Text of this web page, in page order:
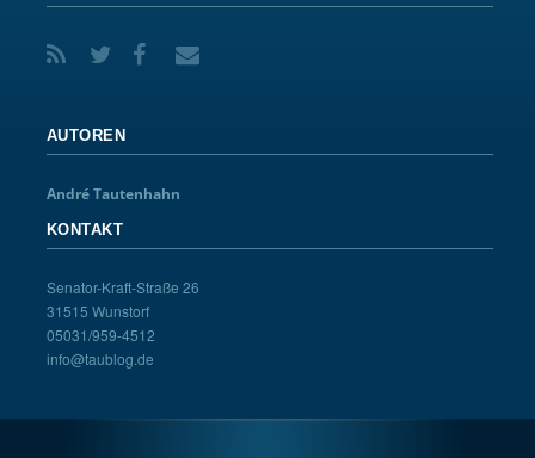
AUTOREN
André Tautenhahn
KONTAKT
Senator-Kraft-Straße 26
31515 Wunstorf
05031/959-4512
info@taublog.de